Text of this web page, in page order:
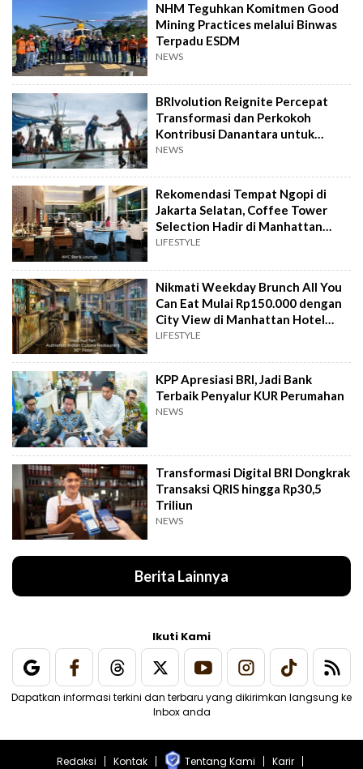
NHM Teguhkan Komitmen Good
Mining Practices melalui Binwas
Terpadu ESDM
NEWS
BRIvolution Reignite Percepat
Transformasi dan Perkokoh
Kontribusi Danantara untuk
Ekonomi Nasional
NEWS
Rekomendasi Tempat Ngopi di
Jakarta Selatan, Coffee Tower
Selection Hadir di Manhattan
Hotel Jakarta
LIFESTYLE
Nikmati Weekday Brunch All You
Can Eat Mulai Rp150.000 dengan
City View di Manhattan Hotel
Jakarta
LIFESTYLE
KPP Apresiasi BRI, Jadi Bank
Terbaik Penyalur KUR Perumahan
NEWS
Transformasi Digital BRI Dongkrak
Transaksi QRIS hingga Rp30,5
Triliun
NEWS
Berita Lainnya
Ikuti Kami
Dapatkan informasi terkini dan terbaru yang dikirimkan langsung ke
Inbox anda
Redaksi Kontak Tentang Kami Karir